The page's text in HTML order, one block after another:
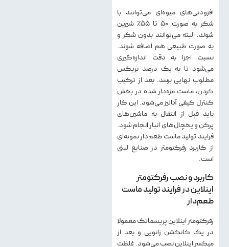
افزودنی‌های میوه‌‌ای می‌توانند با
شکر به صورت ۵۰ تا ۵۵٪ شیرین
شوند. البته می‌توانند بدون شکر و
به صورت طبیعی هم اضافه شوند.
نسبت اجزا به دقت اندازه‌گیری
می‌شود تا به یک درصد بریکس
مطلوب نهایی برسد. بعد از ترکیب
کردن، ماست مزه‌دار شده در بخش
کنترل کیفی آنالیز می‌شود. این کار
باید قبل از انتقال به ماشین‌های
پرکن و یخچال‌های انبار انجام شود.
فرایند تولید ماست طعم‌دار نمونه‌ای
از کاربرد رفرکتومتر در صنایع لبنی
است.
کاربرد و نصب رفرکتومتر
اینلاین در فرایند تولید ماست
طعم‌دار
رفرکتومتر اینلاین پریسماتک معمولا
در یک کانکشن زانویی و بعد از
میکسر اینلاین نصب می‌شود. غلظت